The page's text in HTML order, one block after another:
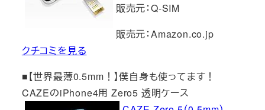
販売元：Q-SIM
販売元：Amazon.co.jp
クチコミを見る
■【世界最薄0.5mm！】僕自身も使ってます！
CAZEのiPhone4用 Zero5 透明ケース